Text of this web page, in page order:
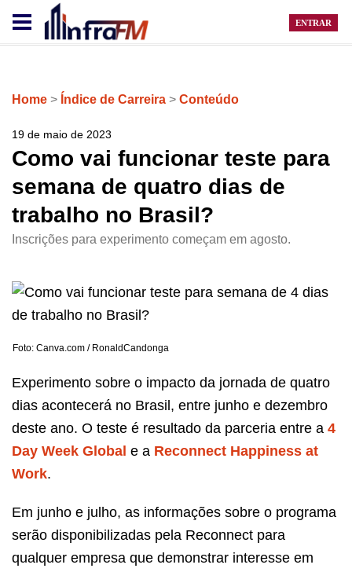
ENTRAR
Home > Índice de Carreira > Conteúdo
19 de maio de 2023
Como vai funcionar teste para
semana de quatro dias de
trabalho no Brasil?
Inscrições para experimento começam em agosto.
Foto: Canva.com / RonaldCandonga
Experimento sobre o impacto da jornada de quatro
dias acontecerá no Brasil, entre junho e dezembro
deste ano. O teste é resultado da parceria entre a 4
Day Week Global e a Reconnect Happiness at
Work.
Em junho e julho, as informações sobre o programa
serão disponibilizadas pela Reconnect para
qualquer empresa que demonstrar interesse em